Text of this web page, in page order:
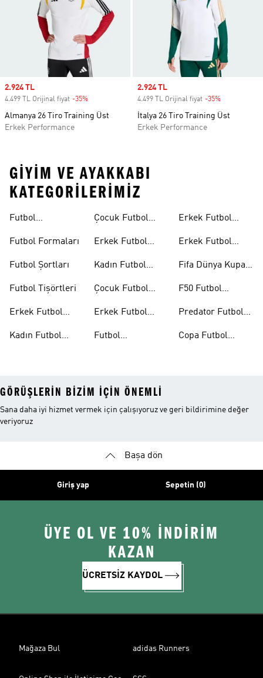
Sale price
2.924 TL
4.499 TL Orijinal fiyat -35%
Almanya 26 Tiro Training Üst
Erkek Performance
Sale price
2.924 TL
4.499 TL Orijinal fiyat -35%
İtalya 26 Tiro Training Üst
Erkek Performance
GIYIM VE AYAKKABI
KATEGORILERIMIZ
Futbol
Futbol Formaları
Futbol Şortları
Futbol Tişörtleri
Erkek Futbol
Kadın Futbol
Çocuk Futbol
Erkek Futbol
Kadın Futbol
Çocuk Futbol
Erkek Futbol
Futbol
Erkek Futbol
Erkek Futbol
Fifa Dünya Kupası
F50 Futbol
Predator Futbol
Copa Futbol
GÖRÜŞLERIN BIZIM IÇIN ÖNEMLI
Sana daha iyi hizmet vermek için çalışıyoruz ve geri bildirimine değer
veriyoruz
Başa dön
Giriş yap Sepetin (0)
ÜYE OL VE 10% İNDİRİM
KAZAN
ÜCRETSİZ KAYDOL
Mağaza Bul adidas Runners